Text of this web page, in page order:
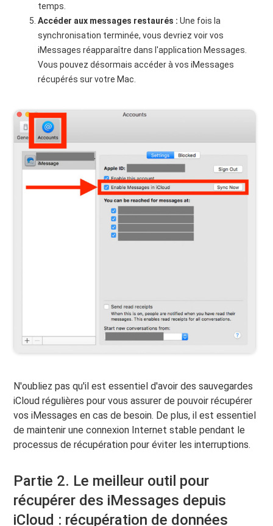
temps.
Accéder aux messages restaurés : Une fois la
synchronisation terminée, vous devriez voir vos
iMessages réapparaître dans l'application Messages.
Vous pouvez désormais accéder à vos iMessages
récupérés sur votre Mac.
N'oubliez pas qu'il est essentiel d'avoir des sauvegardes
iCloud régulières pour vous assurer de pouvoir récupérer
vos iMessages en cas de besoin. De plus, il est essentiel
de maintenir une connexion Internet stable pendant le
processus de récupération pour éviter les interruptions.
Partie 2. Le meilleur outil pour
récupérer des iMessages depuis
iCloud : récupération de données